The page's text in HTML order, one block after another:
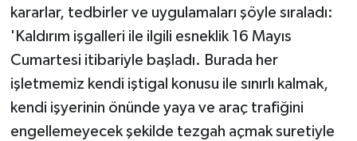
kararlar, tedbirler ve uygulamaları şöyle sıraladı:
'Kaldırım işgalleri ile ilgili esneklik 16 Mayıs
Cumartesi itibariyle başladı. Burada her
işletmemiz kendi iştigal konusu ile sınırlı kalmak,
kendi işyerinin önünde yaya ve araç trafiğini
engellemeyecek şekilde tezgah açmak suretiyle